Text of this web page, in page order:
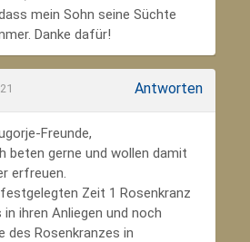
mein Sohn seine Süchte
Danke dafür!
Antworten
Freunde,
beten gerne und wollen damit
erfreuen.
Zeit 1 Rosenkranz
ihren Anliegen und noch
des Rosenkranzes in